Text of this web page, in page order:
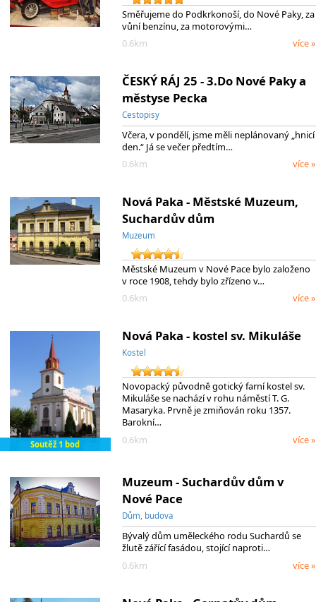
Směřujeme do Podkrkonoší, do Nové Paky, za
vůní benzínu, za motorovými…
0.6km
více »
ČESKÝ RÁJ 25 - 3.Do Nové Paky a
městyse Pecka
Cestopisy
Včera, v pondělí, jsme měli neplánovaný „hnicí
den.“ Já se večer předtím…
0.6km
více »
Nová Paka - Městské Muzeum,
Suchardův dům
Muzeum
Městské Muzeum v Nové Pace bylo založeno
v roce 1908, tehdy bylo zřízeno v…
0.6km
více »
Soutěž 1 bod
Nová Paka - kostel sv. Mikuláše
Kostel
Novopacký původně gotický farní kostel sv.
Mikuláše se nachází v rohu náměstí T. G.
Masaryka. Prvně je zmiňován roku 1357.
Barokní…
0.6km
více »
Muzeum - Suchardův dům v
Nové Pace
Dům, budova
Bývalý dům uměleckého rodu Suchardů se
žlutě zářící fasádou, stojící naproti…
0.6km
více »